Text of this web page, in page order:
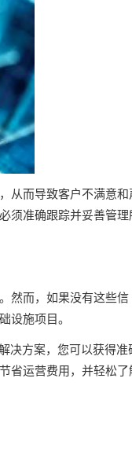
从而导致客户不满意和
须准确跟踪并妥善管理
然而，如果没有这些信
设施项目。
决方案，您可以获得准
省运营费用，并轻松了